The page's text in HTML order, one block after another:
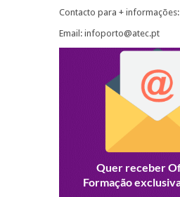
Contacto para + informações:
Email: infoporto@atec.pt